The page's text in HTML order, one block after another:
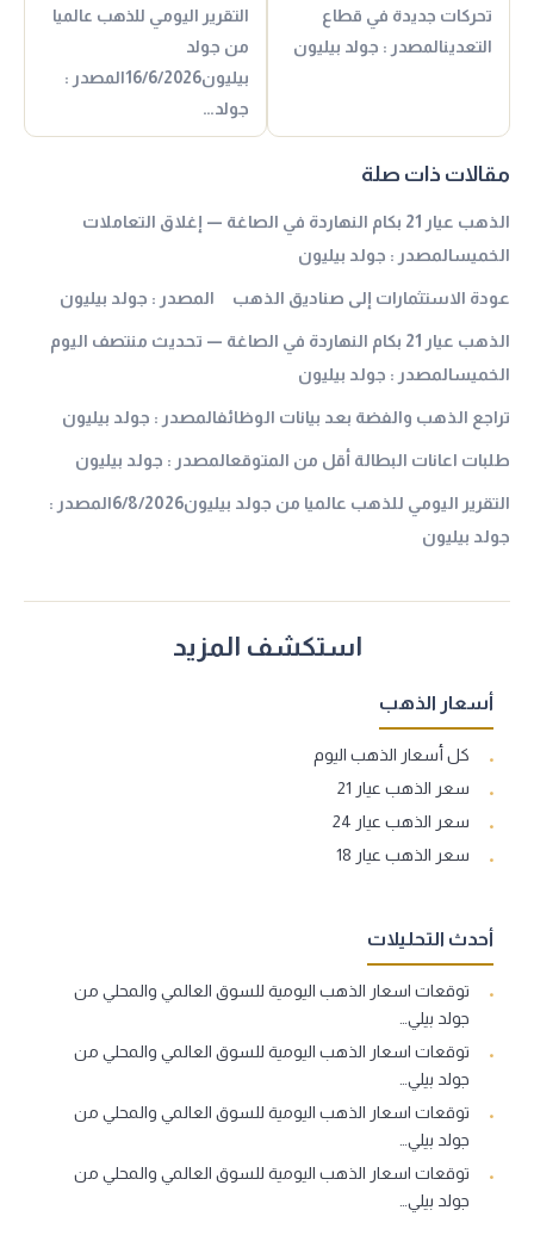
تحركات جديدة في قطاع
التعدينالمصدر : جولد بيليون
التقرير اليومي للذهب عالميا
من جولد
بيليون16/6/2026المصدر :
جولد…
مقالات ذات صلة
الذهب عيار 21 بكام النهاردة في الصاغة — إغلاق التعاملات
الخميسالمصدر : جولد بيليون
عودة الاستثمارات إلى صناديق الذهب المصدر : جولد بيليون
الذهب عيار 21 بكام النهاردة في الصاغة — تحديث منتصف اليوم
الخميسالمصدر : جولد بيليون
تراجع الذهب والفضة بعد بيانات الوظائفالمصدر : جولد بيليون
طلبات اعانات البطالة أقل من المتوقعالمصدر : جولد بيليون
التقرير اليومي للذهب عالميا من جولد بيليون6/8/2026المصدر :
جولد بيليون
استكشف المزيد
أسعار الذهب
كل أسعار الذهب اليوم
سعر الذهب عيار 21
سعر الذهب عيار 24
سعر الذهب عيار 18
أحدث التحليلات
توقعات اسعار الذهب اليومية للسوق العالمي والمحلي من
جولد بيلي…
توقعات اسعار الذهب اليومية للسوق العالمي والمحلي من
جولد بيلي…
توقعات اسعار الذهب اليومية للسوق العالمي والمحلي من
جولد بيلي…
توقعات اسعار الذهب اليومية للسوق العالمي والمحلي من
جولد بيلي…